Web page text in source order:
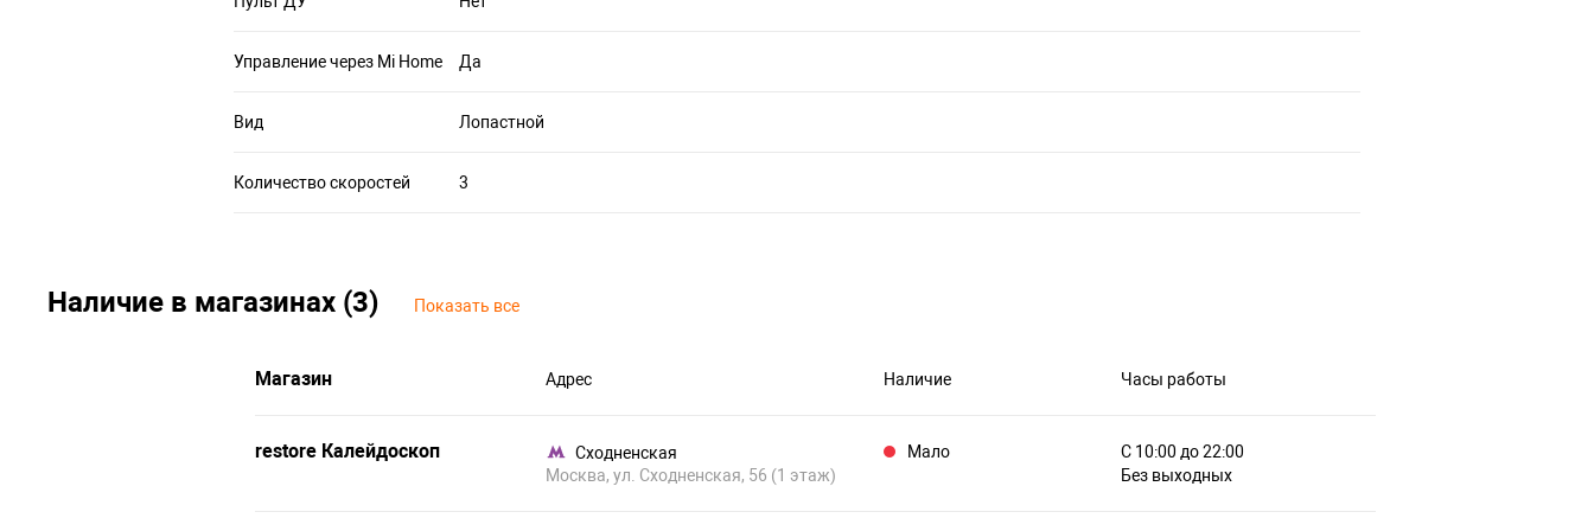
Управление через Mi Home Да
Вид Лопастной
Количество скоростей 3
Наличие в магазинах (3) Показать все
Магазин Адрес Наличие Часы работы
restore Калейдоскоп
Сходненская
Москва, ул. Сходненская, 56 (1 этаж)
Мало
С 10:00 до 22:00
Без выходных